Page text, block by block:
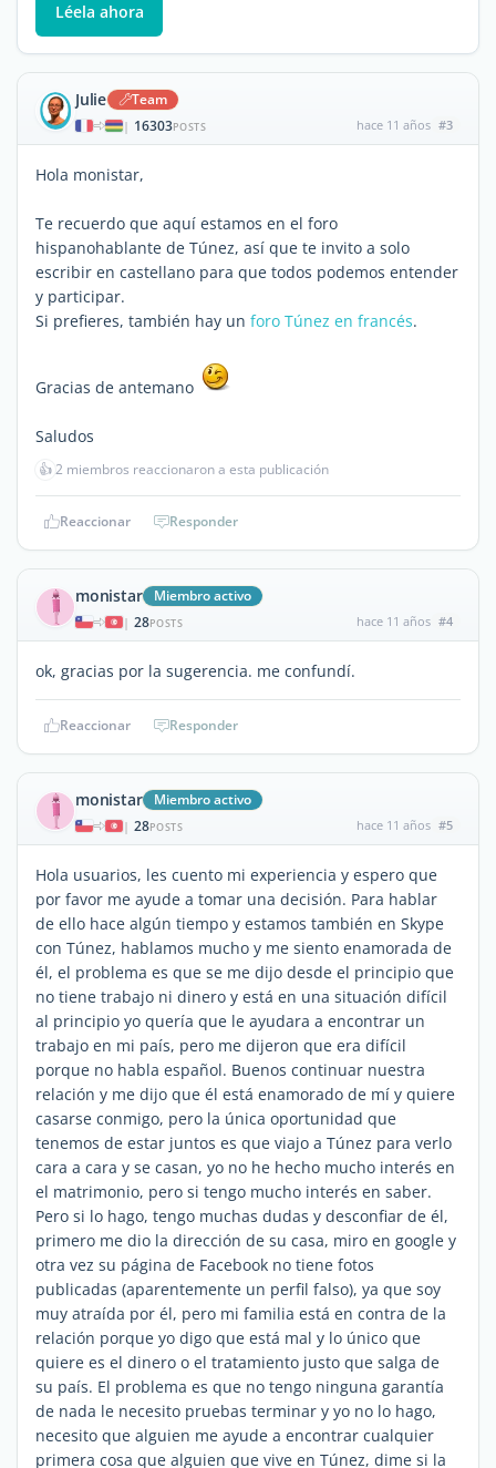
Léela ahora
Julie Team
| 16303POSTS hace 11 años #3
Hola monistar,
Te recuerdo que aquí estamos en el foro
hispanohablante de Túnez, así que te invito a solo
escribir en castellano para que todos podemos entender
y participar.
Si prefieres, también hay un foro Túnez en francés.
Gracias de antemano
Saludos
👍2 miembros reaccionaron a esta publicación
Reaccionar Responder
monistar Miembro activo
| 28POSTS hace 11 años #4
ok, gracias por la sugerencia. me confundí.
Reaccionar Responder
monistar Miembro activo
| 28POSTS hace 11 años #5
Hola usuarios, les cuento mi experiencia y espero que
por favor me ayude a tomar una decisión. Para hablar
de ello hace algún tiempo y estamos también en Skype
con Túnez, hablamos mucho y me siento enamorada de
él, el problema es que se me dijo desde el principio que
no tiene trabajo ni dinero y está en una situación difícil
al principio yo quería que le ayudara a encontrar un
trabajo en mi país, pero me dijeron que era difícil
porque no habla español. Buenos continuar nuestra
relación y me dijo que él está enamorado de mí y quiere
casarse conmigo, pero la única oportunidad que
tenemos de estar juntos es que viajo a Túnez para verlo
cara a cara y se casan, yo no he hecho mucho interés en
el matrimonio, pero si tengo mucho interés en saber.
Pero si lo hago, tengo muchas dudas y desconfiar de él,
primero me dio la dirección de su casa, miro en google y
otra vez su página de Facebook no tiene fotos
publicadas (aparentemente un perfil falso), ya que soy
muy atraída por él, pero mi familia está en contra de la
relación porque yo digo que está mal y lo único que
quiere es el dinero o el tratamiento justo que salga de
su país. El problema es que no tengo ninguna garantía
de nada le necesito pruebas terminar y yo no lo hago,
necesito que alguien me ayude a encontrar cualquier
primera cosa que alguien que vive en Túnez, dime si la